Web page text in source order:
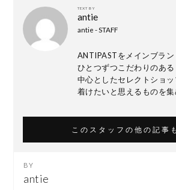
TEXT BY
antie
antie - STAFF
ANTIPASTをメインブラン
ひとつずつこだわりのあ
中心としたセレクトショ
着けたいと思えるものを集
このスタッフの他の記事
antie